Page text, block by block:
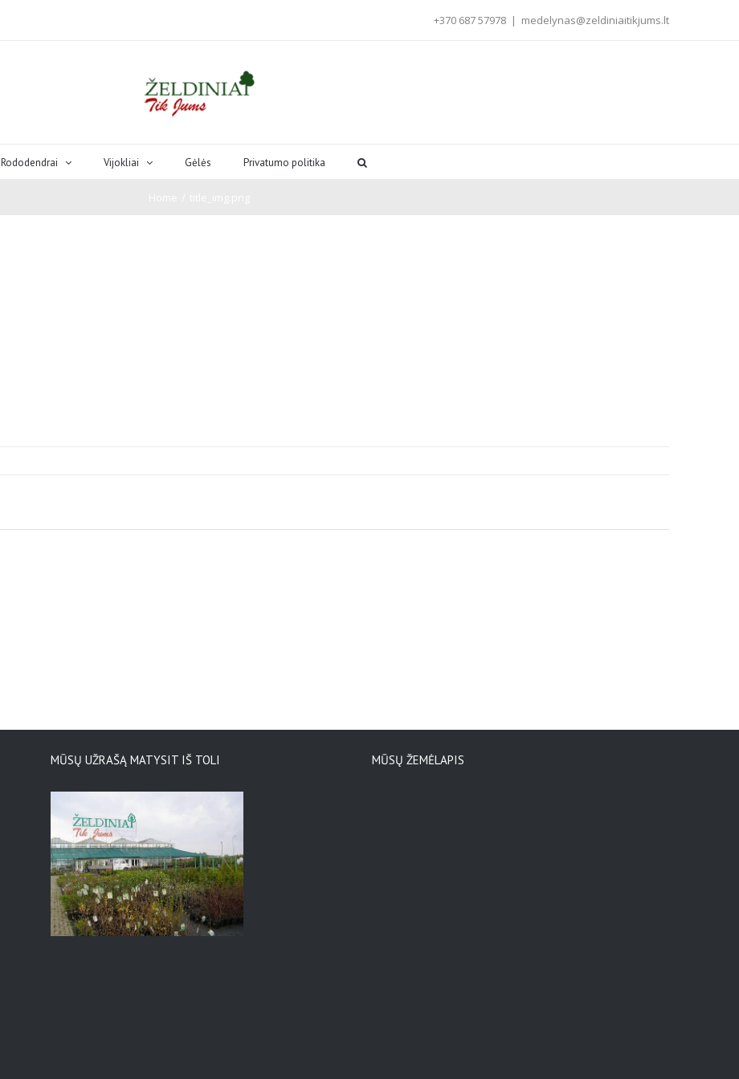
+370 687 57978 | medelynas@zeldiniaitikjums.lt
Rododendrai Vijokliai Gėlės Privatumo politika
MŪSŲ UŽRAŠĄ MATYSIT IŠ TOLI MŪSŲ ŽEMĖLAPIS